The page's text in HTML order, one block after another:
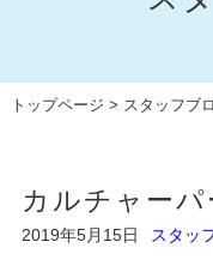
トップページ > スタッフブ
カルチャーパ
2019年5月15日 スタッ